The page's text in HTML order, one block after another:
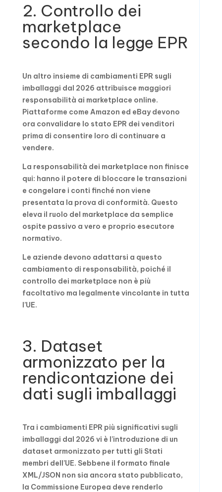
2. Controllo dei
marketplace
secondo la legge EPR
Un altro insieme di cambiamenti EPR sugli
imballaggi dal 2026 attribuisce maggiori
responsabilità ai marketplace online.
Piattaforme come Amazon ed eBay devono
ora convalidare lo stato EPR dei venditori
prima di consentire loro di continuare a
vendere.
La responsabilità dei marketplace non finisce
qui: hanno il potere di bloccare le transazioni
e congelare i conti finché non viene
presentata la prova di conformità. Questo
eleva il ruolo del marketplace da semplice
ospite passivo a vero e proprio esecutore
normativo.
Le aziende devono adattarsi a questo
cambiamento di responsabilità, poiché il
controllo dei marketplace non è più
facoltativo ma legalmente vincolante in tutta
l’UE.
3. Dataset
armonizzato per la
rendicontazione dei
dati sugli imballaggi
Tra i cambiamenti EPR più significativi sugli
imballaggi dal 2026 vi è l’introduzione di un
dataset armonizzato per tutti gli Stati
membri dell’UE. Sebbene il formato finale
XML/JSON non sia ancora stato pubblicato,
la Commissione Europea deve renderlo